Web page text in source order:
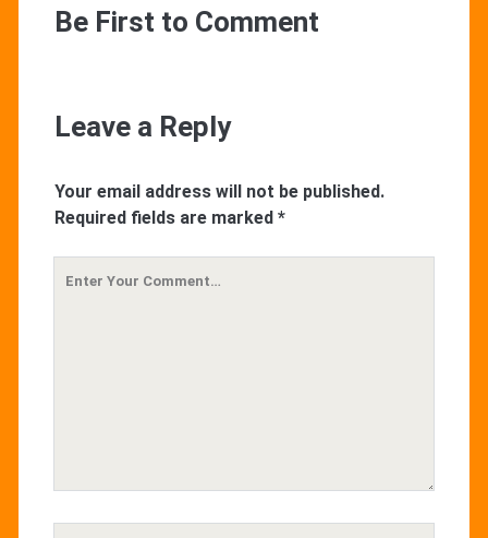
Be First to Comment
Leave a Reply
Your email address will not be published.
Required fields are marked *